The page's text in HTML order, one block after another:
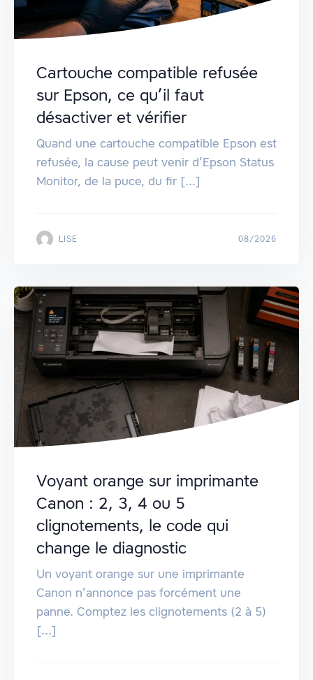
Cartouche compatible refusée
sur Epson, ce qu’il faut
désactiver et vérifier
Quand une cartouche compatible Epson est
refusée, la cause peut venir d’Epson Status
Monitor, de la puce, du fir [...]
LISE 08/2026
Voyant orange sur imprimante
Canon : 2, 3, 4 ou 5
clignotements, le code qui
change le diagnostic
Un voyant orange sur une imprimante
Canon n’annonce pas forcément une
panne. Comptez les clignotements (2 à 5)
[...]